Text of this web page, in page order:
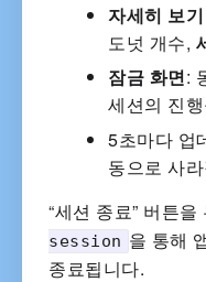
자세히 보기
도넛 개수,
잠금 화면:
세션의 진
5초마다 업
동으로 사
“세션 종료” 버튼을
session 을 통해
종료됩니다.